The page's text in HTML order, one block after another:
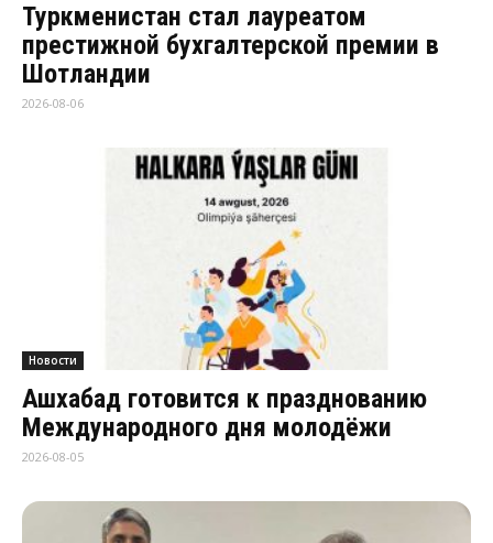
Туркменистан стал лауреатом
престижной бухгалтерской премии в
Шотландии
2026-08-06
Новости
Ашхабад готовится к празднованию
Международного дня молодёжи
2026-08-05